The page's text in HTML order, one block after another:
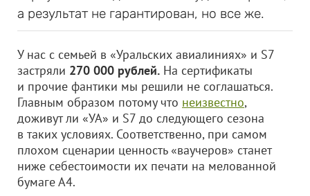
а результат не гарантирован, но все же.
У нас с семьей в «Уральских авиалиниях» и S7
застряли 270 000 рублей. На сертификаты
и прочие фантики мы решили не соглашаться.
Главным образом потому что неизвестно,
доживут ли «УА» и S7 до следующего сезона
в таких условиях. Соответственно, при самом
плохом сценарии ценность «ваучеров» станет
ниже себестоимости их печати на мелованной
бумаге А4.